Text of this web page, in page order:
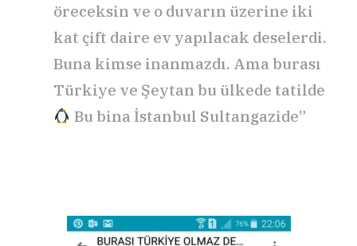
öreceksin ve o duvarın üzerine iki
kat çift daire ev yapılacak deselerdi.
Buna kimse inanmazdı. Ama burası
Türkiye ve Şeytan bu ülkede tatilde
Bu bina İstanbul Sultangazide”